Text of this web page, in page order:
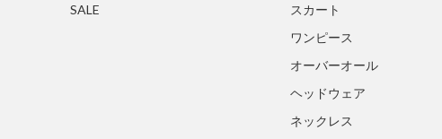
SALE
スカート
ワンピース
オーバーオール
ヘッドウェア
ネックレス